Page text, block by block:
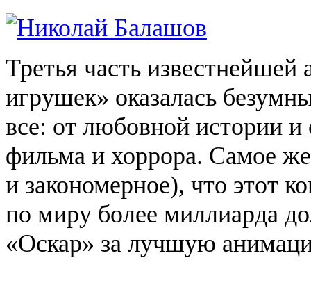
Третья часть
игрушек» оказалась
все: от любовной истории
фильма и хоррора. Самое
и закономерное), что этот
по миру более миллиарда
«Оскар» за лучшую